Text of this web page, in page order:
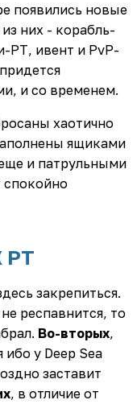
появились новые
них - корабль-
РТ, ивент и PvP-
и со временем.
хаотично
ящиками
и патрульными
спокойно
РТ
закрепиться.
респавнится, то
Во-вторых,
ибо у Deep Sea
заставит
, в отличие от